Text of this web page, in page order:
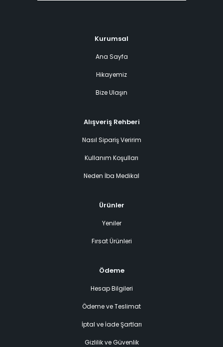
Kurumsal
Ana Sayfa
Hikayemiz
Bize Ulaşın
Alışveriş Rehberi
Nasıl Sipariş Veririm
Kullanım Koşulları
Neden İba Medikal
Ürünler
Yeniler
Fırsat Ürünleri
Ödeme
Hesap Bilgileri
Ödeme ve Teslimat
İptal ve İade Şartları
Gizlilik ve Güvenlik